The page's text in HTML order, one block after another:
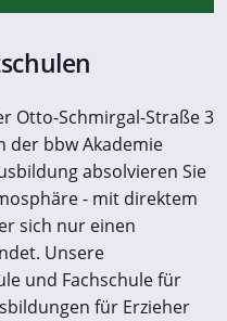
Otto-Schmirgal-Straße 3
der bbw Akademie
absolvieren Sie
- mit direktem
sich nur einen
Unsere
und Fachschule für
für Erzieher